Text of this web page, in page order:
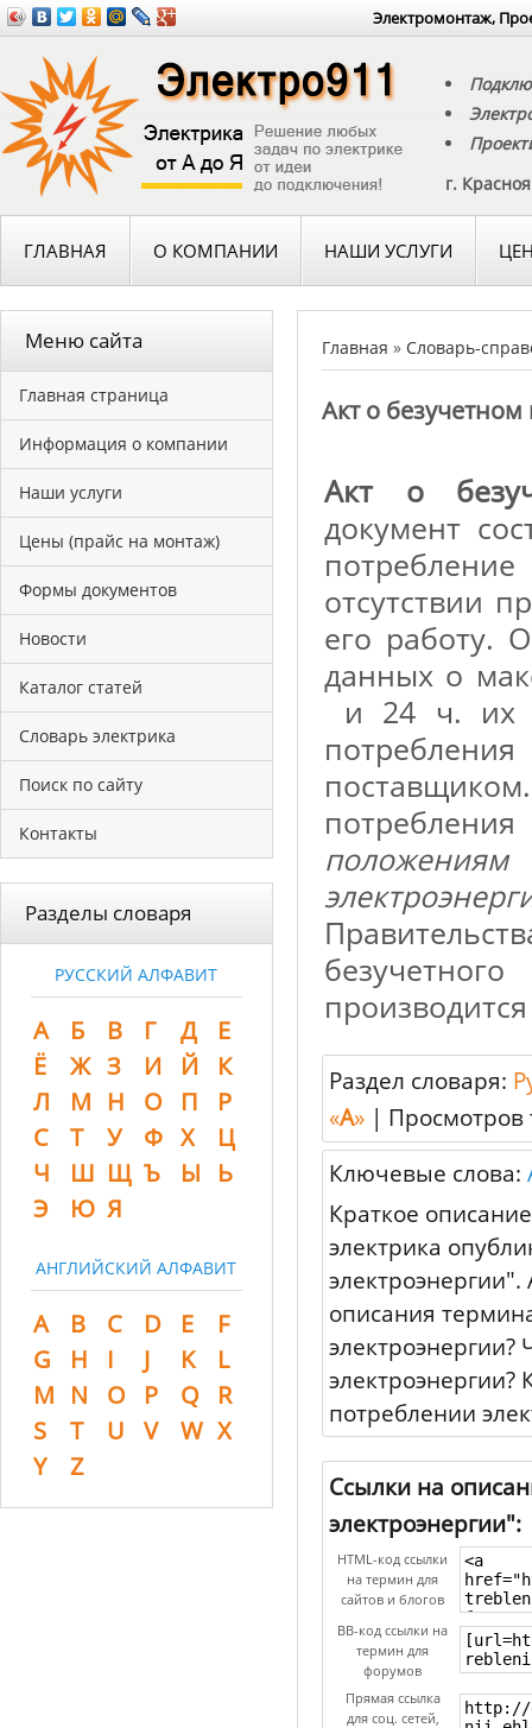
Электромонтаж,
г.
ГЛАВНАЯ О КОМПАНИИ НАШИ УСЛУГИ
Меню сайта
Главная страница
Информация о компании
Наши услуги
Цены (прайс на монтаж)
Формы документов
Новости
Каталог статей
Словарь электрика
Поиск по сайту
Контакты
Разделы словаря
РУССКИЙ АЛФАВИТ
А Б В Г Д
Е
Ё
Ж З И Й
К
Л
М Н О П
Р
С
Т У Ф Х
Ц
Ч
Ш Щ Ъ Ы
Ь
Э
Ю Я
АНГЛИЙСКИЙ АЛФАВИТ
A B C D E
F
G
H I J K
L
M N O P Q
R
S
T U V W X
Y
Z
Главная » Словарь-
Акт о
Акт о
документ
отсутствии
его работу.
данных о
и 24 ч. их
Раздел словаря:
«А» |
Ключевые слова:
Краткое
электрика
описания
электроэнергии?
потреблении
Ссылки на
электроэнергии":
HTML-код ссылки
на термин для
сайтов и блогов
BB-код ссылки на
термин для
форумов
Прямая ссылка
для соц. сетей,